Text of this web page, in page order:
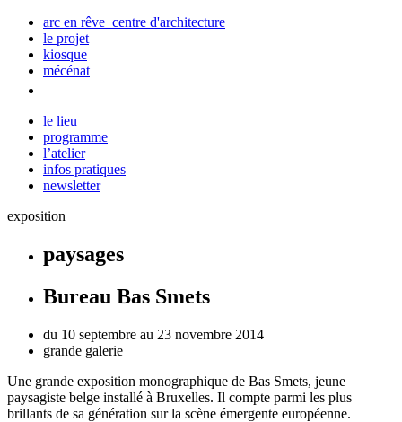
arc en rêve centre d'architecture
le projet
kiosque
mécénat
le lieu
programme
l’atelier
infos pratiques
newsletter
exposition
paysages
Bureau Bas Smets
du 10 septembre au 23 novembre 2014
grande galerie
Une grande exposition monographique de Bas Smets, jeune
paysagiste belge installé à Bruxelles. Il compte parmi les plus
brillants de sa génération sur la scène émergente européenne.